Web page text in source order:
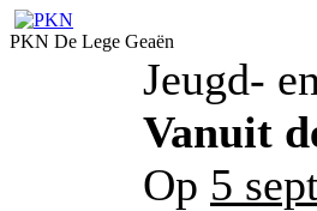
PKN De Lege Geaën
Jeugd-
Vanuit
Op 5